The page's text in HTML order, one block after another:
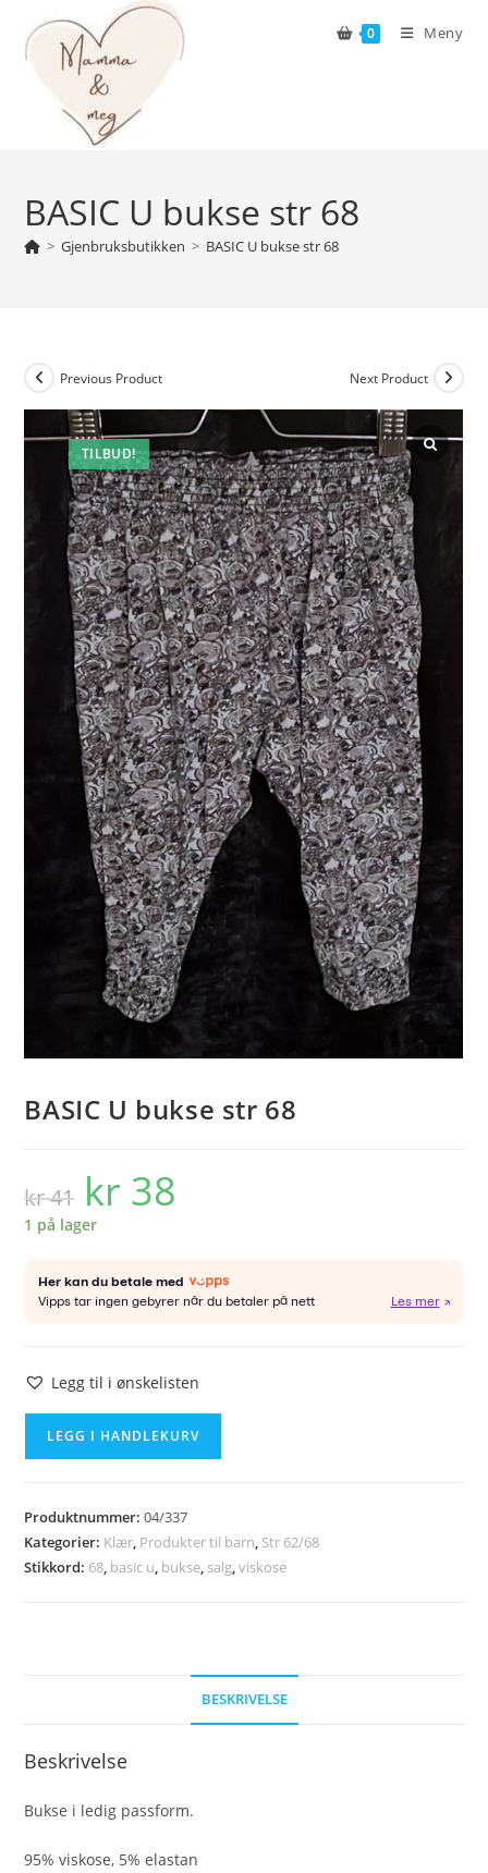
content
0 Meny
BASIC U bukse str 68
> Gjenbruksbutikken > BASIC U bukse str 68
TILBUD!
Previous Product Next Product
BASIC U bukse str 68
kr41
Opprinnelig
pris
var:
kr 41.
kr 38
1 på lager
Legg til i ønskelisten
68
antall
LEGG I HANDLEKURV
Produktnummer:04/337
Kategorier: Klær Produkter til barn Str 62/68
Stikkord: 68 basic u bukse salg ,viskose
BESKRIVELSE
Beskrivelse
Bukse i ledig passform.
95% viskose, 5% elastan